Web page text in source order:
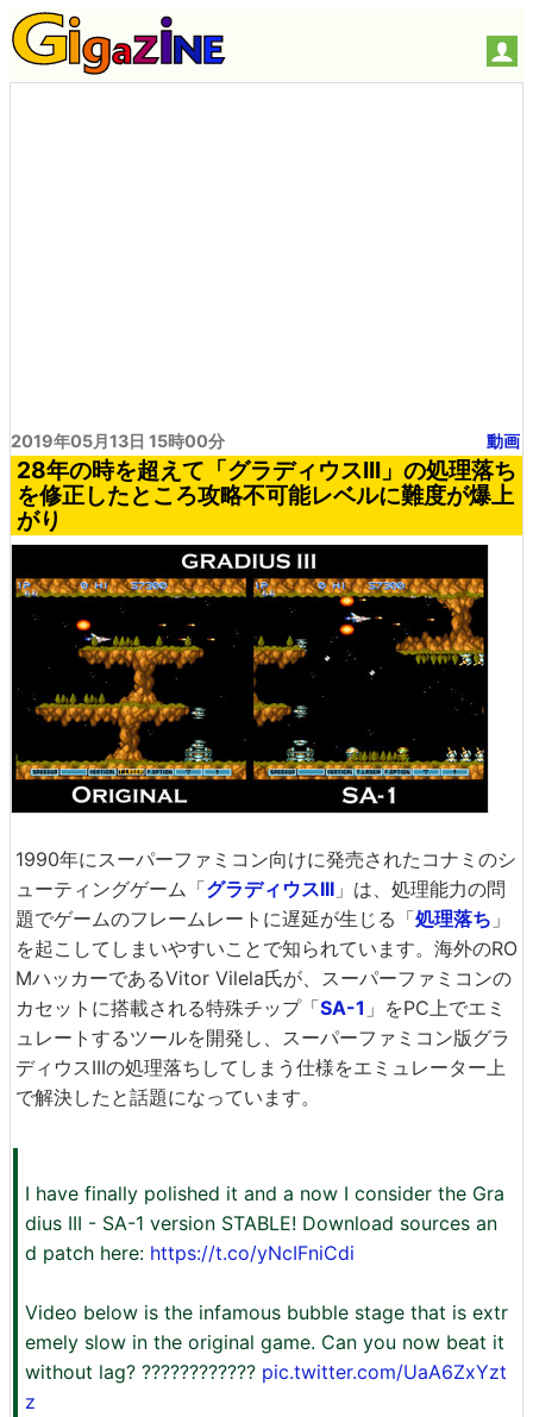
2019年05月13日 15時00分 動画
28年の時を超えて「グラディウスIII」の処理落ち
を修正したところ攻略不可能レベルに難度が爆上
がり
1990年にスーパーファミコン向けに発売されたコナミのシ
ューティングゲーム「グラディウスIII 」は、処理能力の問
題でゲームのフレームレートに遅延が生じる「処理落ち 」
を起こしてしまいやすいことで知られています。海外のRO
MハッカーであるVitor Vilela氏が、スーパーファミコンの
カセットに搭載される特殊チップ「SA-1 」をPC上でエミ
ュレートするツールを開発し、スーパーファミコン版グラ
ディウスIIIの処理落ちしてしまう仕様をエミュレーター上
で解決したと話題になっています。
I have finally polished it and a now I consider the Gra
dius III - SA-1 version STABLE! Download sources an
d patch here: https://t.co/yNcIFniCdi
Video below is the infamous bubble stage that is extr
emely slow in the original game. Can you now beat it
without lag? ???????????? pic.twitter.com/UaA6ZxYzt
z